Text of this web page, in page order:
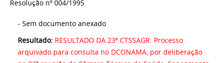
Resolução nº 004/1995
- Sem documento anexado
Resultado: RESULTADO DA 23ª CTSSAGR: Processo
arquivado para consulta no DCONAMA, por deliberação